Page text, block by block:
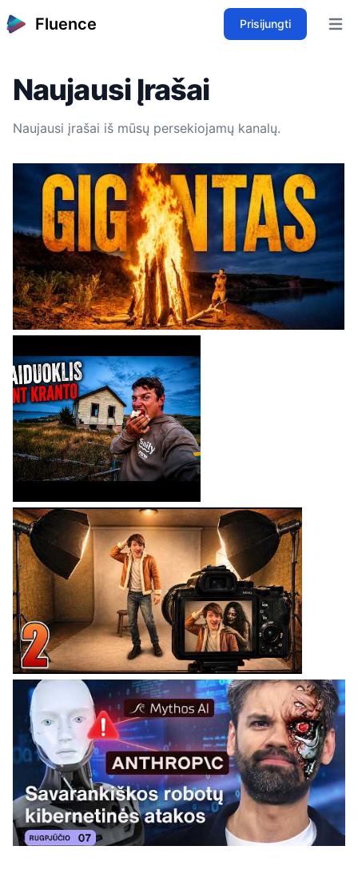
Fluence Prisijungti
Naujausi Įrašai
Naujausi įrašai iš mūsų persekiojamų kanalų.